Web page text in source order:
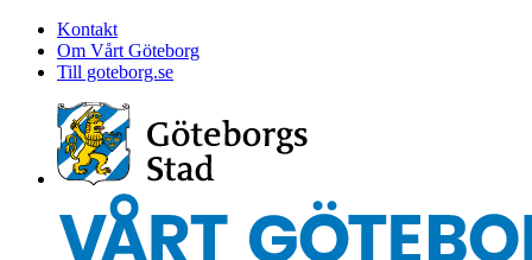
Kontakt
Om Vårt Göteborg
Till goteborg.se